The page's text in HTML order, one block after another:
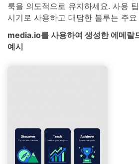
룩을 의도적으로 유지하세요. 사용
시기로 사용하고 대담한 블루는 주
media.io를 사용하여 생성한 에메랄
예시